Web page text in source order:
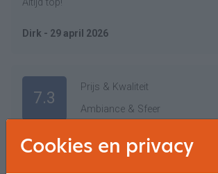
Altijd top!
Dirk - 29 april 2026
7.3
Prijs & Kwaliteit
Ambiance & Sfeer
Resultaat behandeling
Cookies en privacy